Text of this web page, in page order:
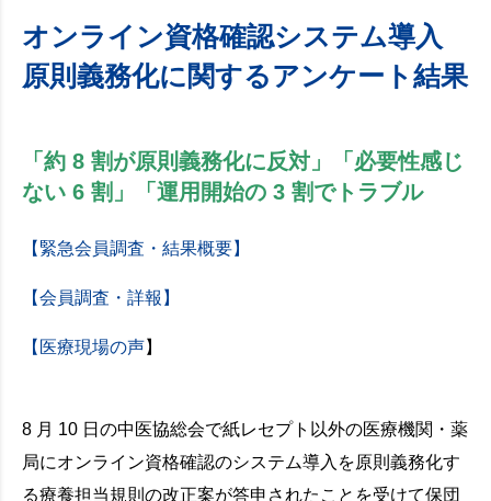
オンライン資格確認システム導入
原則義務化に関するアンケート結果
「約 8 割が原則義務化に反対」「必要性感じ
ない 6 割」「運用開始の 3 割でトラブル
【緊急会員調査・結果概要】
【会員調査・詳報】
【医療現場の声】
8 月 10 日の中医協総会で紙レセプト以外の医療機関・薬
局にオンライン資格確認のシステム導入を原則義務化す
る療養担当規則の改正案が答申されたことを受けて保団